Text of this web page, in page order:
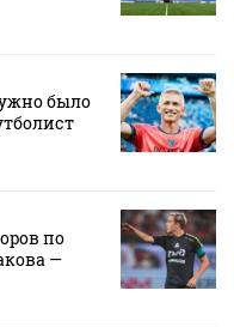
было
по
—